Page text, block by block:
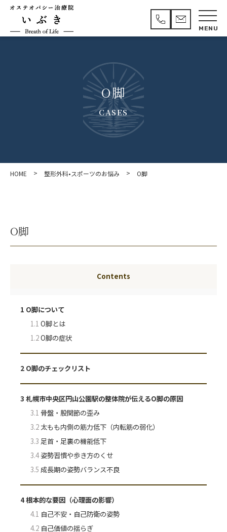
O脚
CASES
HOME > 整形外科•スポーツのお悩み > O脚
O脚
Contents
1 O脚について
1.1 O脚とは
1.2O脚の症状
2 O脚のチェックリスト
3 札幌市中央区円山公園駅の整体院が伝えるO脚の原因
3.1 骨盤・股関節の歪み
3.2太もも内側の筋力低下（内転筋の弱化）
3.3 足首・足裏の機能低下
3.4姿勢習慣や歩き方のくせ
3.5 成長期の姿勢バランス不良
4根本的な要因（心理面の影響）
4.1 自己不安・自己防衛の姿勢
4.2自己価値の揺らぎ